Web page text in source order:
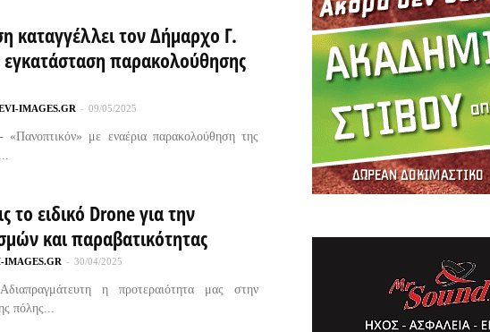
καταγγέλλει τον Δήμαρχο Γ.
παρακολούθησης
IMAGES.GR - 09/05/2025
με εναέρια παρακολούθηση της
το ειδικό Drone για την
και παραβατικότητας
IMAGES.GR - 30/04/2025
η προτεραιότητα μας στην
πόλης...